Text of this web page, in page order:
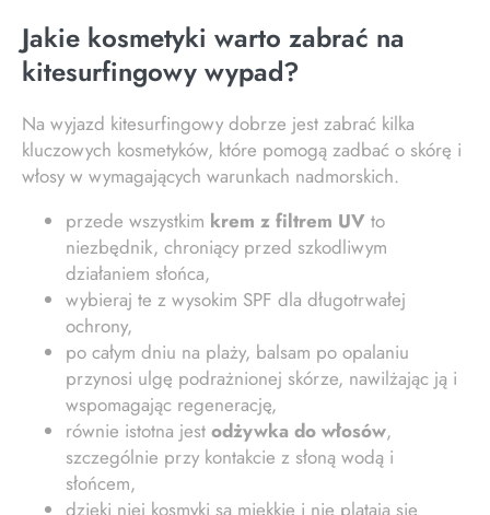
Jakie kosmetyki warto zabrać na
kitesurfingowy wypad?
Na wyjazd kitesurfingowy dobrze jest zabrać kilka
kluczowych kosmetyków, które pomogą zadbać o skórę i
włosy w wymagających warunkach nadmorskich.
przede wszystkim krem z filtrem UV to
niezbędnik, chroniący przed szkodliwym
działaniem słońca,
wybieraj te z wysokim SPF dla długotrwałej
ochrony,
po całym dniu na plaży, balsam po opalaniu
przynosi ulgę podrażnionej skórze, nawilżając ją i
wspomagając regenerację,
równie istotna jest odżywka do włosów,
szczególnie przy kontakcie z słoną wodą i
słońcem,
dzięki niej kosmyki są miękkie i nie plątają się